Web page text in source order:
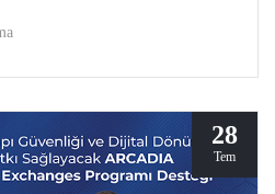
(YC) 2026 yaz dönemine kabul
28
Tem